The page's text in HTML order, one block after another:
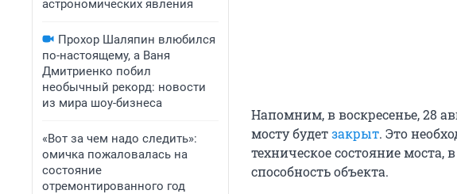
астрономических явления
Прохор Шаляпин влюбился
по-настоящему, а Ваня
Дмитриенко побил
необычный рекорд: новости
из мира шоу-бизнеса
«Вот за чем надо следить»:
омичка пожаловалась на
состояние
отремонтированного год
Напомним, в воскресенье, 28
мосту будетзакрыт. Это
техническое состояние
способность объекта.